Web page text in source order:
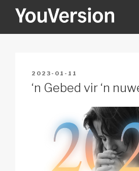
YOUVERSION
POSTED
ON
2023-01-11
‘n Gebed vir ‘n